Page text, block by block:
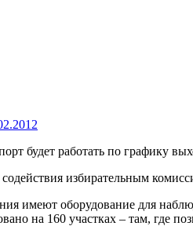
будет работать по графику
избирательным
имеют оборудование для
на 160 участках – там, где